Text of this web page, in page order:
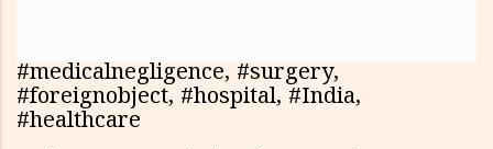
#medicalnegligence, #surgery,
#foreignobject, #hospital, #India,
#healthcare